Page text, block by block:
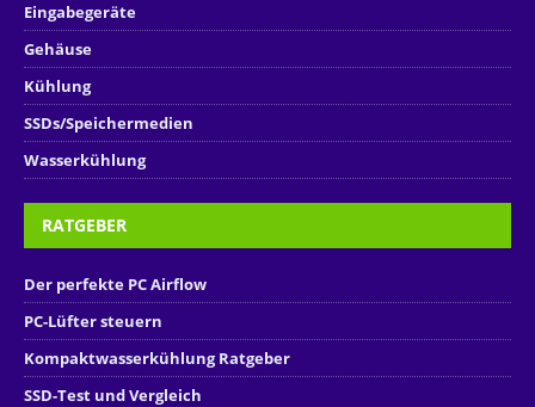
Eingabegeräte
Gehäuse
Kühlung
SSDs/Speichermedien
Wasserkühlung
RATGEBER
Der perfekte PC Airflow
PC-Lüfter steuern
Kompaktwasserkühlung Ratgeber
SSD-Test und Vergleich